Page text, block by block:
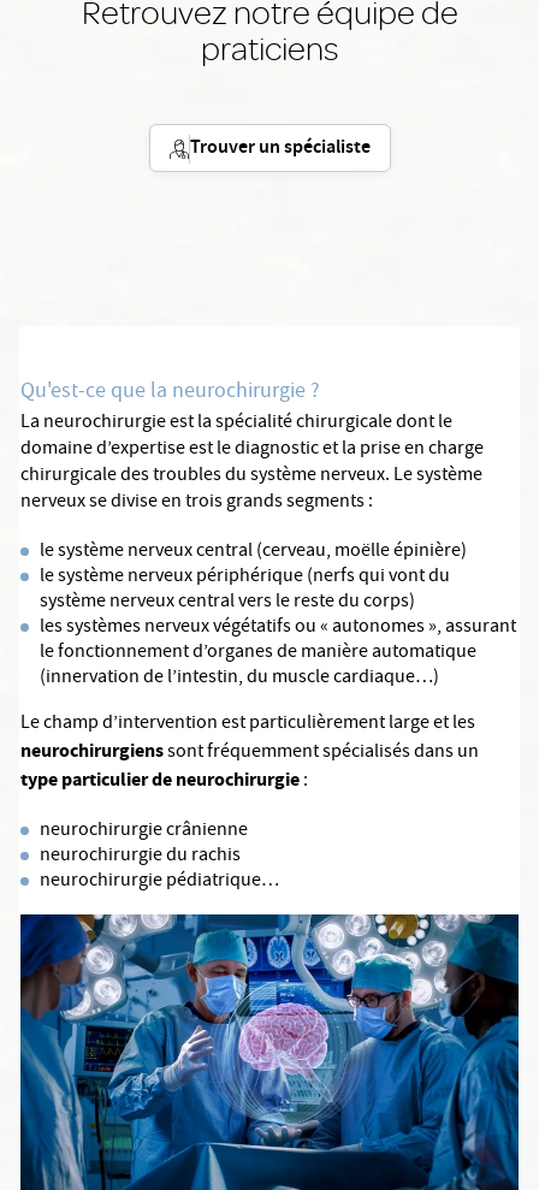
Retrouvez notre équipe de
praticiens
Trouver un spécialiste
Qu'est-ce que la neurochirurgie ?
La neurochirurgie est la spécialité chirurgicale dont le
domaine d’expertise est le diagnostic et la prise en charge
chirurgicale des troubles du système nerveux. Le système
nerveux se divise en trois grands segments :
le système nerveux central (cerveau, moëlle épinière)
le système nerveux périphérique (nerfs qui vont du
système nerveux central vers le reste du corps)
les systèmes nerveux végétatifs ou « autonomes », assurant
le fonctionnement d’organes de manière automatique
(innervation de l’intestin, du muscle cardiaque…)
Le champ d’intervention est particulièrement large et les
neurochirurgienssont fréquemment spécialisés dans un
type particulier de neurochirurgie:
neurochirurgie crânienne
neurochirurgie du rachis
neurochirurgie pédiatrique…